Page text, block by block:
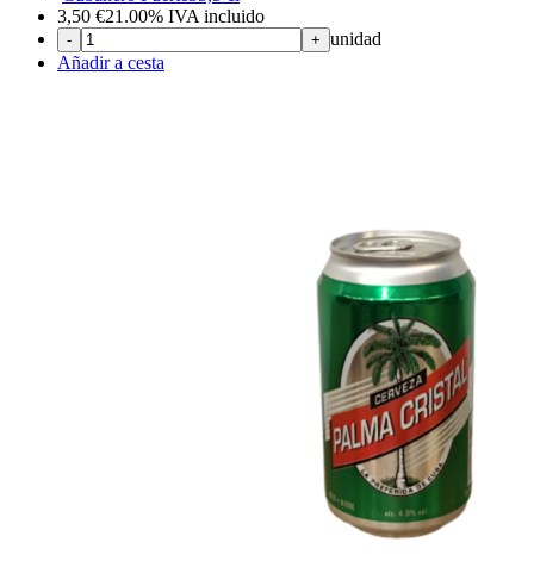
3,50 €21.00% IVA incluido
- + unidad
Añadir a cesta